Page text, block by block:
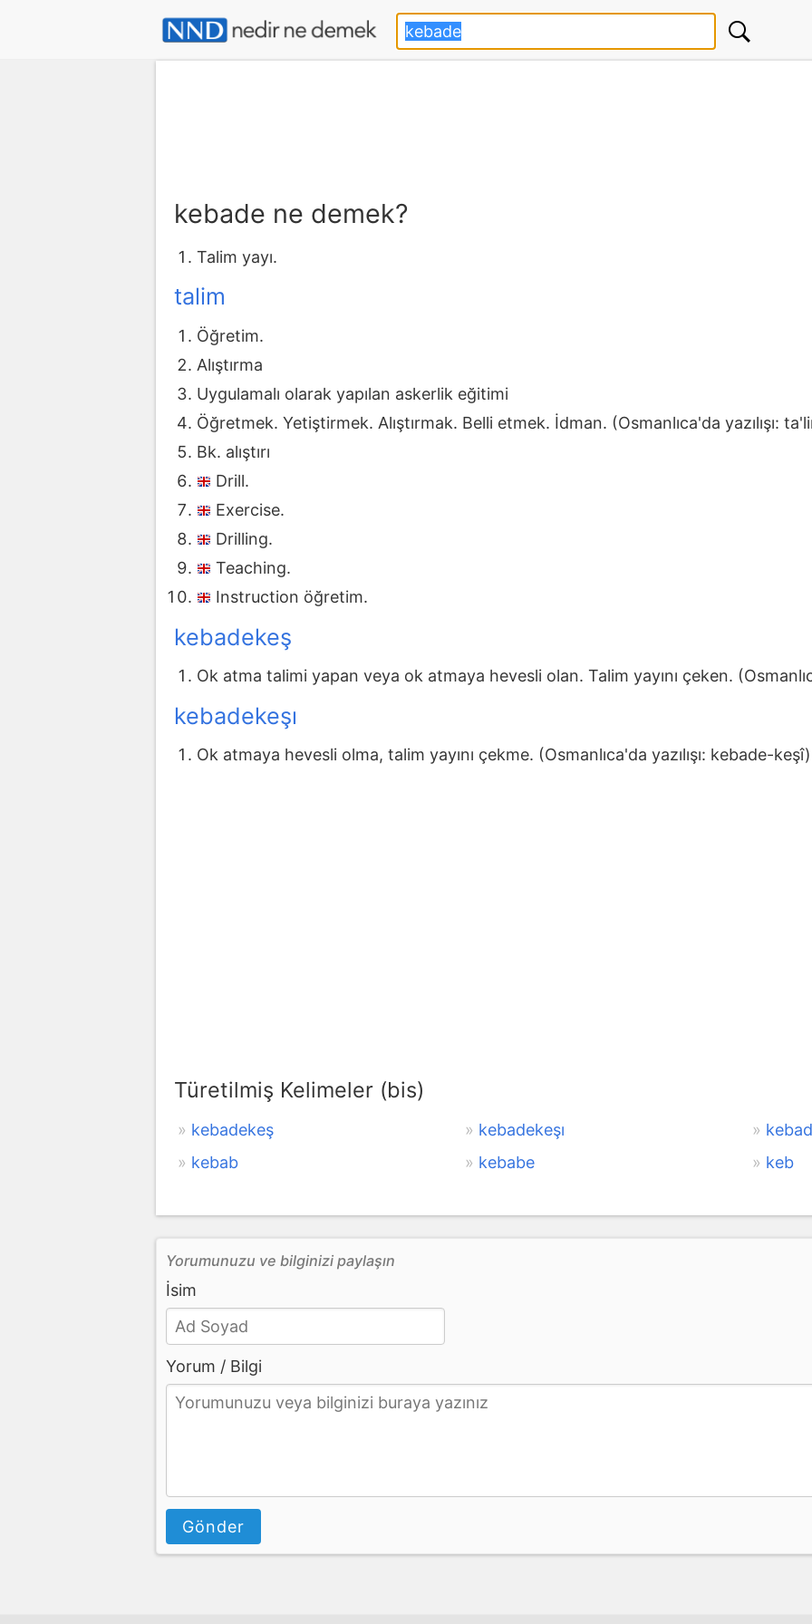
kebade ne demek?
Talim yayı.
talim
Öğretim.
Alıştırma
Uygulamalı olarak yapılan askerlik eğitimi
Öğretmek. Yetiştirmek. Alıştırmak. Belli etmek. İdman. (Osmanlıca'da yazılışı:
Bk. alıştırı
Drill.
Exercise.
Drilling.
Teaching.
Instruction öğretim.
kebadekeş
Ok atma talimi yapan veya ok atmaya hevesli olan. Talim yayını çeken.
kebadekeşı
Ok atmaya hevesli olma, talim yayını çekme. (Osmanlıca'da yazılışı: kebade-keşî)
Türetilmiş Kelimeler (bis)
kebadekeş kebadekeşı
kebad
kebab
kebabe keb
Yorumunuzu ve bilginizi paylaşın
İsim
Yorum / Bilgi
Gönder